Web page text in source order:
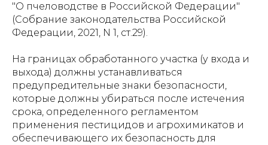
"О пчеловодстве в Российской Федерации"
(Собрание законодательства Российской
Федерации, 2021, N 1, ст.29).
На границах обработанного участка (у входа и
выхода) должны устанавливаться
предупредительные знаки безопасности,
которые должны убираться после истечения
срока, определенного регламентом
применения пестицидов и агрохимикатов и
обеспечивающего их безопасность для